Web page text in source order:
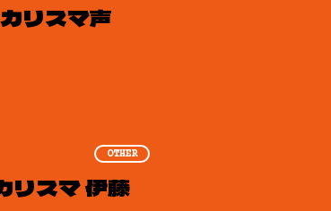
リスマ声
リスマ 伊藤
OTHER